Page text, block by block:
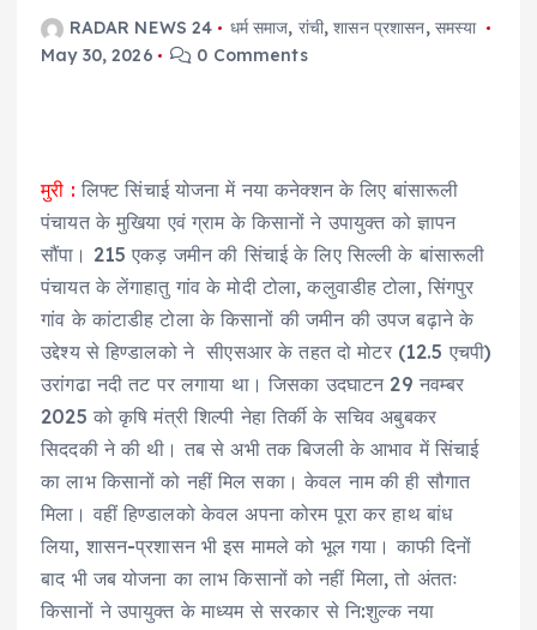
RADAR NEWS 24 धर्म समाज, रांची,शासन प्रशासन, समस्या
May 30, 2026
0 Comments
मुरी : लिफ्ट सिंचाई योजना में नया कनेक्शन के लिए बांसारूली
पंचायत के मुखिया एवं ग्राम के किसानों ने उपायुक्त को ज्ञापन
सौंपा। 215 एकड़ जमीन की सिंचाई के लिए सिल्ली के बांसारूली
पंचायत के लेंगाहातु गांव के मोदी टोला, कलुवाडीह टोला, सिंगपुर
गांव के कांटाडीह टोला के किसानों की जमीन की उपज बढ़ाने के
उद्देश्य से हिण्डालको ने सीएसआर के तहत दो मोटर (12.5 एचपी)
उरांगढा नदी तट पर लगाया था। जिसका उदघाटन 29 नवम्बर
2025 को कृषि मंत्री शिल्पी नेहा तिर्की के सचिव अबुबकर
सिददकी ने की थी। तब से अभी तक बिजली के आभाव में सिंचाई
का लाभ किसानों को नहीं मिल सका। केवल नाम की ही सौगात
मिला। वहीं हिण्डालको केवल अपना कोरम पूरा कर हाथ बांध
लिया, शासन-प्रशासन भी इस मामले को भूल गया। काफी दिनों
बाद भी जब योजना का लाभ किसानों को नहीं मिला, तो अंततः
किसानों ने उपायुक्त के माध्यम से सरकार से नि:शुल्क नया